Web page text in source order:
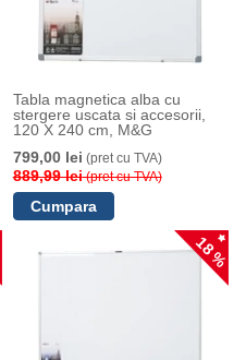
Tabla magnetica alba cu
stergere uscata si accesorii,
120 X 240 cm, M&G
799,00 lei (pret cu TVA)
889,99 lei(pret cu TVA)
18 %